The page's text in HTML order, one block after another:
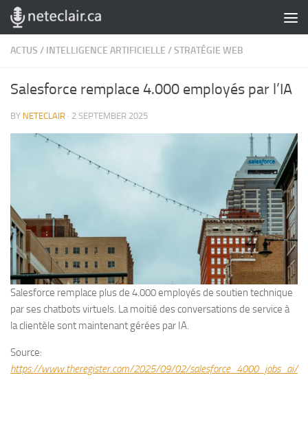
Skip to content
ACTUS / INTELLIGENCE ARTIFICIELLE /STRATÉGIE WEB
Salesforce remplace 4.000 employés par l’IA
BY NETECLAIR · 2 SEPTEMBER 2025
Salesforce remplace plus de 4.000 employés de soutien technique
par ses chatbots virtuels. La moitié des conversations de service à
la clientèle sont maintenant gérées par IA.
Source:
https://www.theregister.com/2025/09/02/salesforce_4000_jobs_ai/